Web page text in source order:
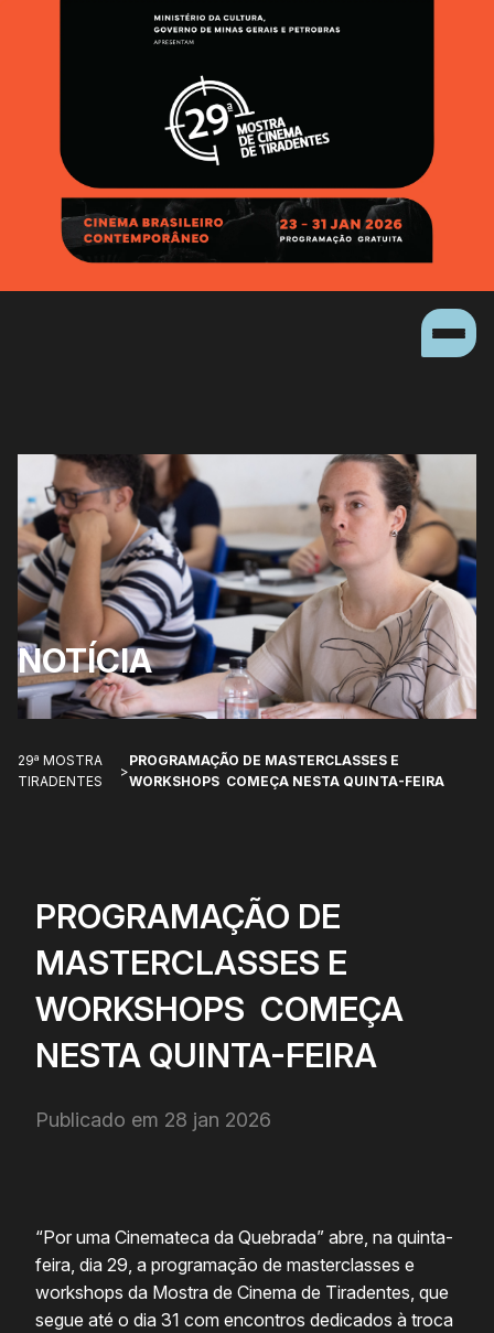
NOTÍCIA
29ª MOSTRA
TIRADENTES
>
PROGRAMAÇÃO DE MASTERCLASSES E
WORKSHOPS COMEÇA NESTA QUINTA-FEIRA
PROGRAMAÇÃO DE
MASTERCLASSES E
WORKSHOPS COMEÇA
NESTA QUINTA-FEIRA
Publicado em 28 jan 2026
“Por uma Cinemateca da Quebrada” abre, na quinta-
feira, dia 29, a programação de masterclasses e
workshops da Mostra de Cinema de Tiradentes, que
segue até o dia 31 com encontros dedicados à troca